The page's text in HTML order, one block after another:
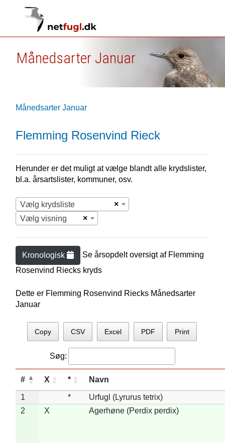
Månedsarter Januar
Månedsarter Januar
Flemming Rosenvind Rieck
Herunder er det muligt at vælge blandt alle krydslister,
bl.a. årsartslister, kommuner, osv.
×
Vælg krydsliste
×
Vælg visning
Kronologisk Se årsopdelt oversigt af Flemming
Rosenvind Riecks kryds
Dette er Flemming Rosenvind Riecks Månedsarter
Januar
Copy CSV Excel PDF Print
Søg:
# X * Navn
1 *
Urfugl (Lyrurus tetrix)
2
X Agerhøne (Perdix perdix)